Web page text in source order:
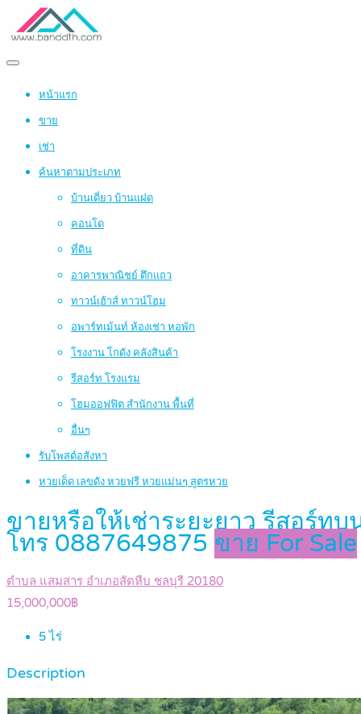
หน้าแรก
ขาย
เช่า
ค้นหาตามประเภท
บ้านเดี่ยว บ้านแฝด
คอนโด
ที่ดิน
อาคารพาณิชย์ ตึกแถว
ทาวน์เฮ้าส์ ทาวน์โฮม
อพาร์ทเม้นท์ ห้องเช่า หอพัก
โรงงาน โกดัง คลังสินค้า
รีสอร์ท โรงแรม
โฮมออฟฟิต สำนักงาน พื้นที่
อื่นๆ
รับโพสต์อสังหา
หวยเด็ด เลขดัง หวยฟรี หวยแม่นๆ สูตรหวย
ขายหรือให้เช่าระยะยาว รีสอร์ท
โทร 0887649875 ขาย For Sale
ตำบล แสมสาร อำเภอสัตหีบ ชลบุรี 20180
15,000,000฿
5ไร่
Description